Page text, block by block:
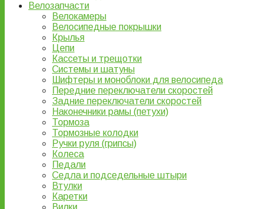
Велозапчасти
Велокамеры
Велосипедные покрышки
Крылья
Цепи
Кассеты и трещотки
Системы и шатуны
Шифтеры и моноблоки для велосипеда
Передние переключатели скоростей
Задние переключатели скоростей
Наконечники рамы (петухи)
Тормоза
Тормозные колодки
Ручки руля (грипсы)
Колеса
Педали
Седла и подседельные штыри
Втулки
Каретки
Вилки